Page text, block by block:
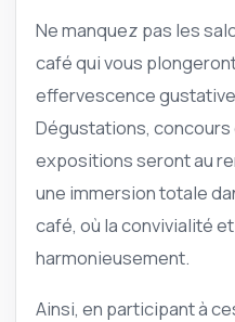
Ne manquez pas les
café qui vous
effervescence
Dégustations,
expositions seront au
une immersion totale
café, où la convivialité
harmonieusement.
Ainsi, en participant à